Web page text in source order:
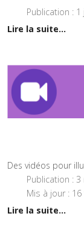
Publication :
Lire la suite...
Des vidéos pour
Publication :
Mis à jour :
Lire la suite...